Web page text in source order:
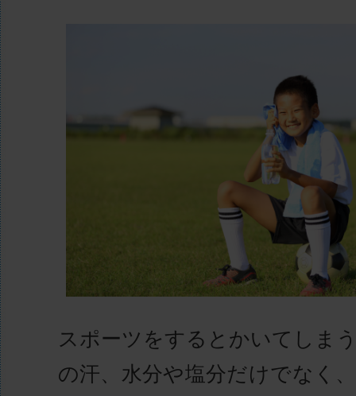
スポーツをするとかいてしま
の汗、水分や塩分だけでなく、